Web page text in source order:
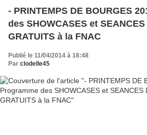
- PRINTEMPS DE BOURGES
des SHOWCASES et
GRATUITS à la FNAC
Publié le 11/04/2014 à 18:48
Par clodelle45